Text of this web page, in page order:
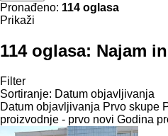
Pronađeno: 114 oglasa
Prikaži
114 oglasa: Najam
Filter
Sortiranje: Datum objavljivanja
Datum objavljivanja Prvo skupe
proizvodnje - prvo novi Godina